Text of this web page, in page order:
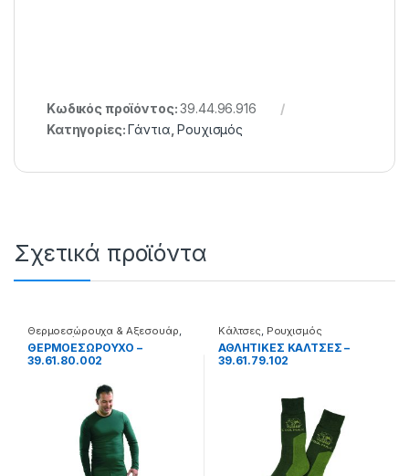
Κωδικός προϊόντος:39.44.96.916
Κατηγορίες:Γάντια ,Ρουχισμός
Σχετικά προϊόντα
Θερμοεσώρουχα & Αξεσουάρ,
Ρουχισμός
ΘΕΡΜΟΕΣΩΡΟΥΧΟ –
39.61.80.002
Κάλτσες, Ρουχισμός
ΑΘΛΗΤΙΚΕΣ ΚΑΛΤΣΕΣ –
39.61.79.102